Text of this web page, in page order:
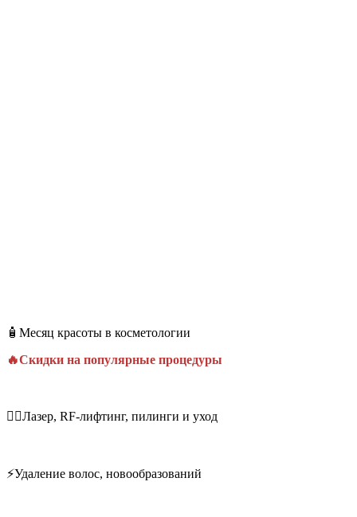
🧴Месяц красоты в косметологии
🔥Скидки на популярные процедуры
💆‍♀️Лазер, RF-лифтинг, пилинги и уход
⚡Удаление волос, новообразований